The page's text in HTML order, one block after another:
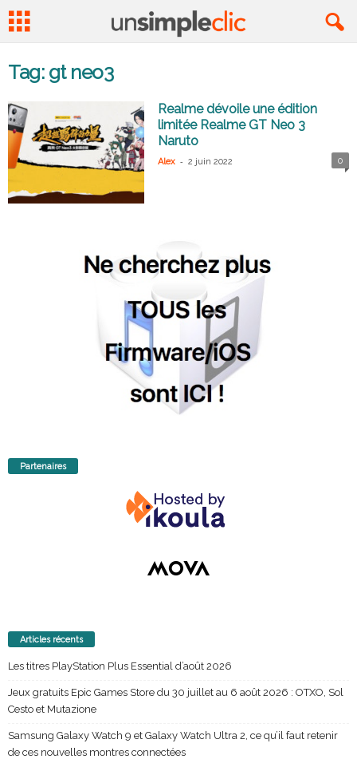
Tag: gt neo3
Realme dévoile une édition
limitée Realme GT Neo 3
Naruto
Alex - 2 juin 2022 0
Partenaires
Articles récents
Les titres PlayStation Plus Essential d’août 2026
Jeux gratuits Epic Games Store du 30 juillet au 6 août 2026 : OTXO, Sol
Cesto et Mutazione
Samsung Galaxy Watch 9 et Galaxy Watch Ultra 2, ce qu’il faut retenir
de ces nouvelles montres connectées